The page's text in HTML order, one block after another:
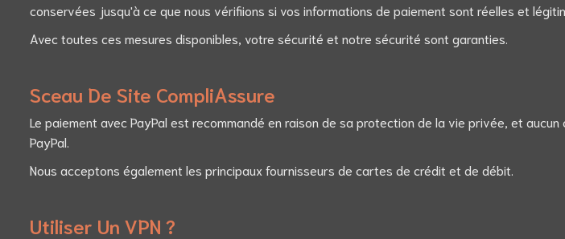
conservées jusqu'à ce que nous vérifiions si vos informations de paiement sont réelles et
Avec toutes ces mesures disponibles, votre sécurité et notre sécurité sont garanties.
Sceau De Site CompliAssure
Le paiement avec PayPal est recommandé en raison de sa protection de la vie privée, et
PayPal.
Nous acceptons également les principaux fournisseurs de cartes de crédit et de débit.
Utiliser Un VPN ?